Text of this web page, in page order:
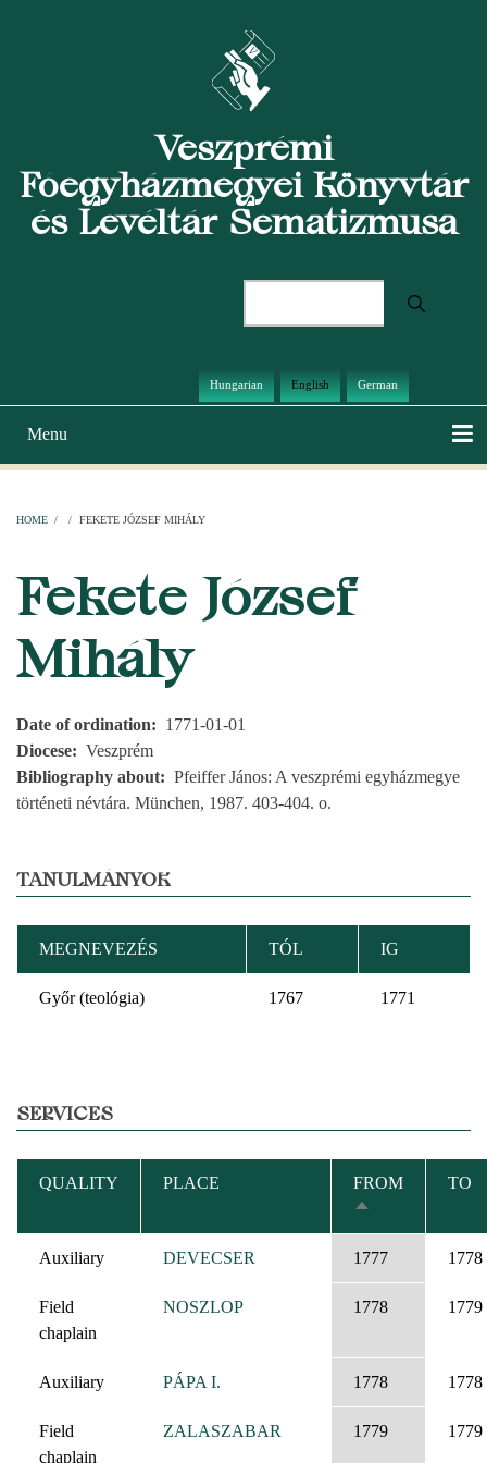
Veszprémi
Főegyházmegyei Könyvtár
és Levéltár Sematizmusa
Hungarian English German
Main
navigation
Menu
HOME / / FEKETE JÓZSEF MIHÁLY
Fekete József
Mihály
Date of ordination
1771-01-01
Diocese
Veszprém
Bibliography about
Pfeiffer János: A veszprémi egyházmegye
történeti névtára. München, 1987. 403-404. o.
TANULMÁNYOK
MEGNEVEZÉS TÓL IG
Győr (teológia) 1767 1771
SERVICES
QUALITY PLACE
FROM
SORT
DESCENDING
TO
Auxiliary DEVECSER 1777 1778
Field
chaplain
NOSZLOP 1778 1779
Auxiliary PÁPA I. 1778 1778
Field
chaplain
ZALASZABAR 1779 1779